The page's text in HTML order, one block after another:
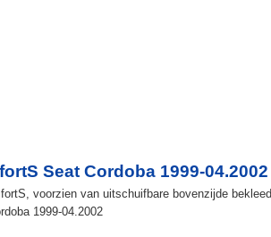
Seat Cordoba 1999-04.2002
voorzien van uitschuifbare bovenzijde
1999-04.2002